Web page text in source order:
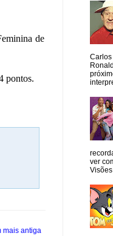
de
pontos.
mais antiga
Carlos
ver